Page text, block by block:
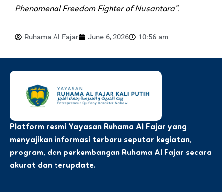
Phenomenal Freedom Fighter of Nusantara”.
Ruhama Al Fajar June 6, 2026 10:56 am
Platform resmi Yayasan Ruhama Al Fajar yang
menyajikan informasi terbaru seputar kegiatan,
program, dan perkembangan Ruhama Al Fajar secara
akurat dan terupdate.